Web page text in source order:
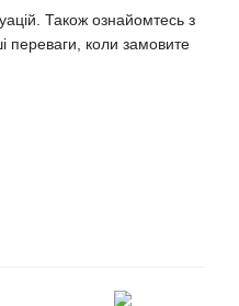
Також ознайомтесь з
переваги, коли замовите